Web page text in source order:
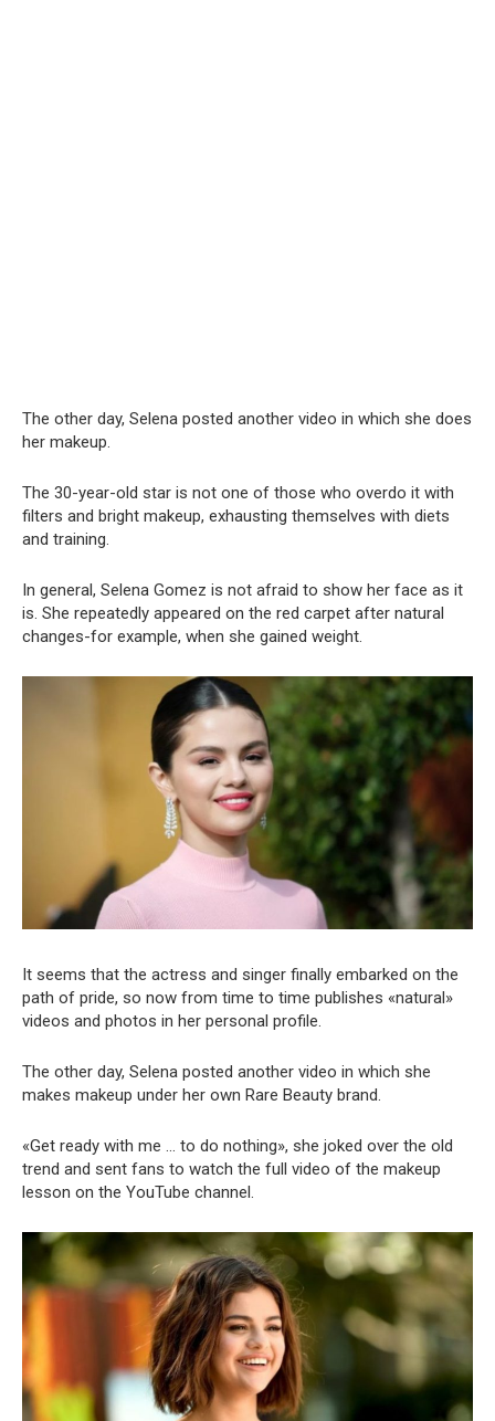
The other day, Selena posted another video in which she does
her makeup.
The 30-year-old star is not one of those who overdo it with
filters and bright makeup, exhausting themselves with diets
and training.
In general, Selena Gomez is not afraid to show her face as it
is. She repeatedly appeared on the red carpet after natural
changes-for example, when she gained weight.
It seems that the actress and singer finally embarked on the
path of pride, so now from time to time publishes «natural»
videos and photos in her personal profile.
The other day, Selena posted another video in which she
makes makeup under her own Rare Beauty brand.
«Get ready with me … to do nothing», she joked over the old
trend and sent fans to watch the full video of the makeup
lesson on the YouTube channel.